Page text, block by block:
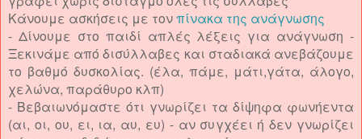
Κάνουμε ασκήσεις με τονπίνακα της ανάγνωσης
- Δίνουμε στο παιδί απλές λέξεις για ανάγνωση -
Ξεκινάμε από δισύλλαβες και σταδιακά ανεβάζουμε
το βαθμό δυσκολίας. (έλα, πάμε, μάτι,γάτα, άλογο,
χελώνα, παράθυρο κλπ)
- Βεβαιωνόμαστε ότι γνωρίζει τα δίψηφα φωνήεντα
(αι, οι, ου, ει, ια, αυ, ευ) - αν συγχέει ή δεν γνωρίζει